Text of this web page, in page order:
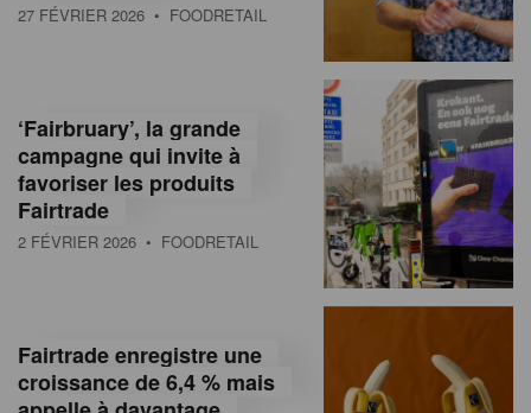
27 FÉVRIER 2026 • FOODRETAIL
‘Fairbruary’, la grande
campagne qui invite à
favoriser les produits
Fairtrade
2 FÉVRIER 2026 • FOODRETAIL
Fairtrade enregistre une
croissance de 6,4 % mais